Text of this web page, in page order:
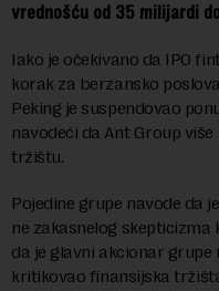
vrednošću od 35 milijardi
Iako je očekivano da IPO
korak za berzansko
Peking je suspendovao
navodeći da Ant Group
tržištu.
Pojedine grupe navode da
ne zakasnelog
da je glavni akcionar grupe
kritikovao finansijska